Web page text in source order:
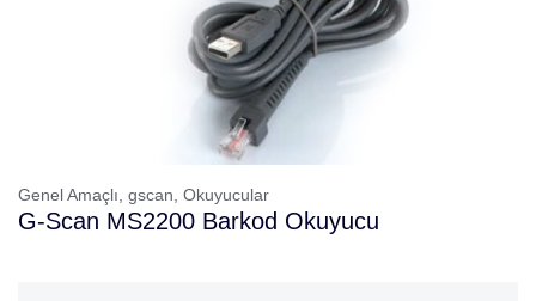
Genel Amaçlı, gscan, Okuyucular
G-Scan MS2200 Barkod Okuyucu